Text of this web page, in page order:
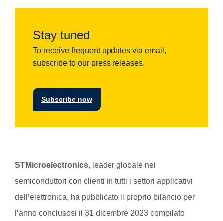
Stay tuned
To receive frequent updates via email,
subscribe to our press releases.
Subscribe now
STMicroelectronics, leader globale nei
semiconduttori con clienti in tutti i settori applicativi
dell’elettronica, ha pubblicato il proprio bilancio per
l’anno conclusosi il 31 dicembre 2023 compilato